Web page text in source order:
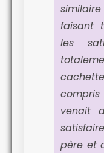
faisant
les
venait
père et